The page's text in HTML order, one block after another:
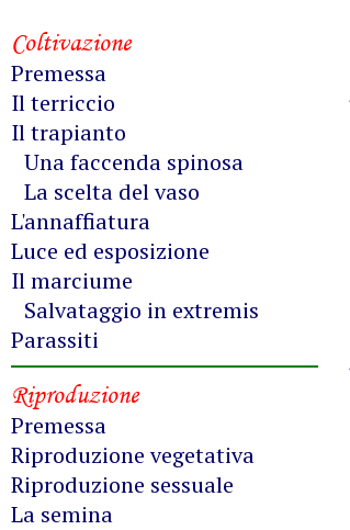
Coltivazione
Premessa
Il terriccio
Il trapianto
Una faccenda spinosa
La scelta del vaso
L'annaffiatura
Luce ed esposizione
Il marciume
Salvataggio in extremis
Parassiti
Riproduzione
Premessa
Riproduzione vegetativa
Riproduzione sessuale
La semina